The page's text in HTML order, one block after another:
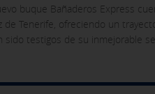
buque Bañaderos Express
de Tenerife, ofreciendo un
sido testigos de su inmejorable